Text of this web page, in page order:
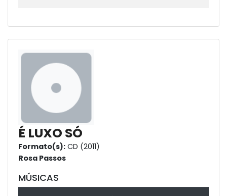
É LUXO SÓ
Formato(s): CD (2011)
Rosa Passos
MÚSICAS